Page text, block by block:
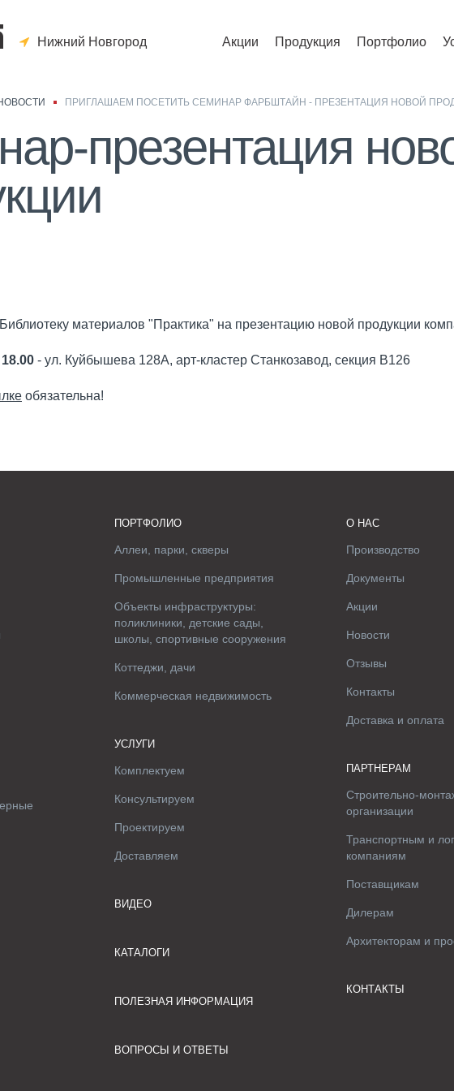
Нижний Новгород Акции Продукция Портфолио
ПРИГЛАШАЕМ ПОСЕТИТЬ СЕМИНАР ФАРБШТАЙН - ПРЕЗЕНТАЦИЯ НОВОЙ
презентация
материалов "Практика" на презентацию новой продукции
18.00 - ул. Куйбышева 128А, арт-кластер Станкозавод, секция В126
обязательна!
ПОРТФОЛИО
Аллеи, парки, скверы
Промышленные предприятия
Объекты инфраструктуры:
поликлиники, детские сады,
школы, спортивные сооружения
Коттеджи, дачи
Коммерческая недвижимость
УСЛУГИ
Комплектуем
Консультируем
Проектируем
Доставляем
ВИДЕО
КАТАЛОГИ
ПОЛЕЗНАЯ ИНФОРМАЦИЯ
ВОПРОСЫ И ОТВЕТЫ
О НАС
Производство
Документы
Акции
Новости
Отзывы
Контакты
Доставка и оплата
ПАРТНЕРАМ
Строительно-
организации
Транспортным и
компаниям
Поставщикам
Дилерам
Архитекторам и
КОНТАКТЫ